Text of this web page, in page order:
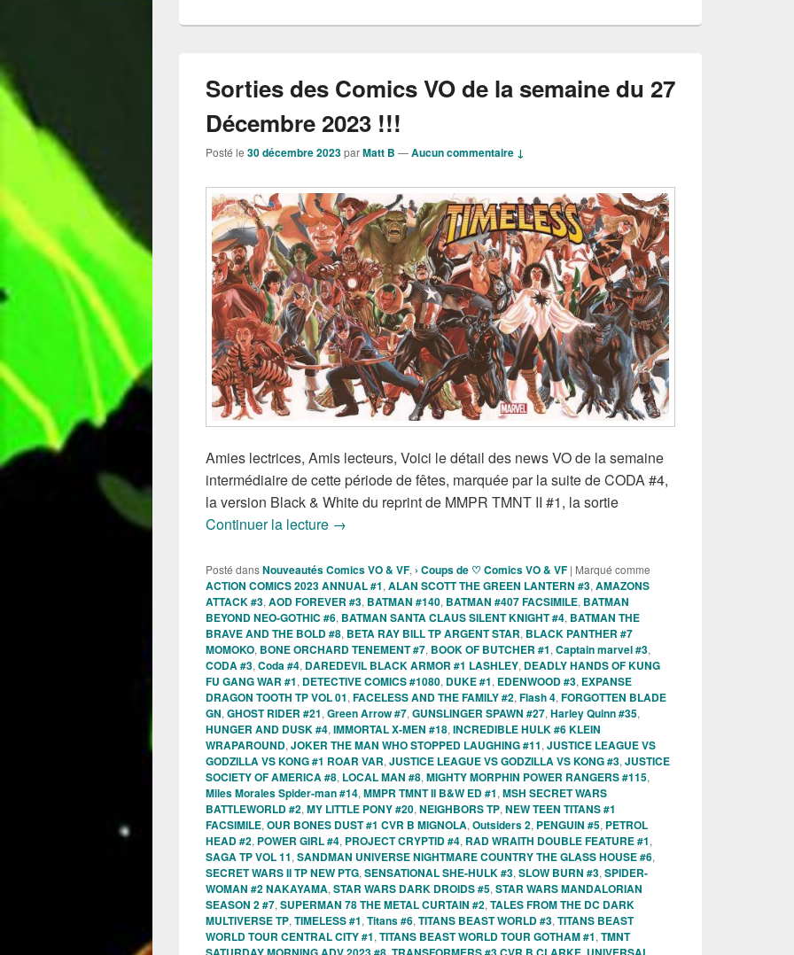
Sorties des Comics VO de la semaine du 27
Décembre 2023 !!!
Posté le 30 décembre 2023parMatt B —Aucun commentaire ↓
Amies lectrices, Amis lecteurs, Voici le détail des news VO de la semaine
intermédiaire de cette période de fêtes, marquée par la suite de CODA #4,
la version Black & White du reprint de MMPR TMNT II #1, la sortie
Continuer la lecture Sorties des Comics VO de la semaine du 27 Décembre 2023 !!!
→
Posté dansNouveautés Comics VO & VF, › Coups de ♡ Comics VO & VF | Marqué comme
ACTION COMICS 2023 ANNUAL #1, ALAN SCOTT THE GREEN LANTERN #3, AMAZONS
ATTACK #3, AOD FOREVER #3, BATMAN #140, BATMAN #407 FACSIMILE, BATMAN
BEYOND NEO-GOTHIC #6, BATMAN SANTA CLAUS SILENT KNIGHT #4, BATMAN THE
BRAVE AND THE BOLD #8, BETA RAY BILL TP ARGENT STAR, BLACK PANTHER #7
MOMOKO, BONE ORCHARD TENEMENT #7, BOOK OF BUTCHER #1, Captain marvel #3,
CODA #3, Coda #4, DAREDEVIL BLACK ARMOR #1 LASHLEY, DEADLY HANDS OF KUNG
FU GANG WAR #1, DETECTIVE COMICS #1080, DUKE #1, EDENWOOD #3, EXPANSE
DRAGON TOOTH TP VOL 01, FACELESS AND THE FAMILY #2, Flash 4, FORGOTTEN BLADE
GN, GHOST RIDER #21, Green Arrow #7, GUNSLINGER SPAWN #27, Harley Quinn #35,
HUNGER AND DUSK #4, IMMORTAL X-MEN #18, INCREDIBLE HULK #6 KLEIN
WRAPAROUND, JOKER THE MAN WHO STOPPED LAUGHING #11, JUSTICE LEAGUE VS
GODZILLA VS KONG #1 ROAR VAR, JUSTICE LEAGUE VS GODZILLA VS KONG #3, JUSTICE
SOCIETY OF AMERICA #8, LOCAL MAN #8, MIGHTY MORPHIN POWER RANGERS #115,
Miles Morales Spider-man #14, MMPR TMNT II B&W ED #1, MSH SECRET WARS
BATTLEWORLD #2, MY LITTLE PONY #20, NEIGHBORS TP, NEW TEEN TITANS #1
FACSIMILE, OUR BONES DUST #1 CVR B MIGNOLA, Outsiders 2, PENGUIN #5, PETROL
HEAD #2, POWER GIRL #4, PROJECT CRYPTID #4, RAD WRAITH DOUBLE FEATURE #1,
SAGA TP VOL 11, SANDMAN UNIVERSE NIGHTMARE COUNTRY THE GLASS HOUSE #6,
SECRET WARS II TP NEW PTG, SENSATIONAL SHE-HULK #3, SLOW BURN #3, SPIDER-
WOMAN #2 NAKAYAMA, STAR WARS DARK DROIDS #5, STAR WARS MANDALORIAN
SEASON 2 #7, SUPERMAN 78 THE METAL CURTAIN #2, TALES FROM THE DC DARK
MULTIVERSE TP, TIMELESS #1, Titans #6, TITANS BEAST WORLD #3, TITANS BEAST
WORLD TOUR CENTRAL CITY #1, TITANS BEAST WORLD TOUR GOTHAM #1, TMNT